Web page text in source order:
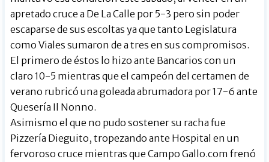
apretado cruce a De La Calle por 5-3 pero sin poder
escaparse de sus escoltas ya que tanto Legislatura
como Viales sumaron de a tres en sus compromisos.
El primero de éstos lo hizo ante Bancarios con un
claro 10-5 mientras que el campeón del certamen de
verano rubricó una goleada abrumadora por 17-6 ante
Quesería Il Nonno.
Asimismo el que no pudo sostener su racha fue
Pizzería Dieguito, tropezando ante Hospital en un
fervoroso cruce mientras que Campo Gallo.com frenó